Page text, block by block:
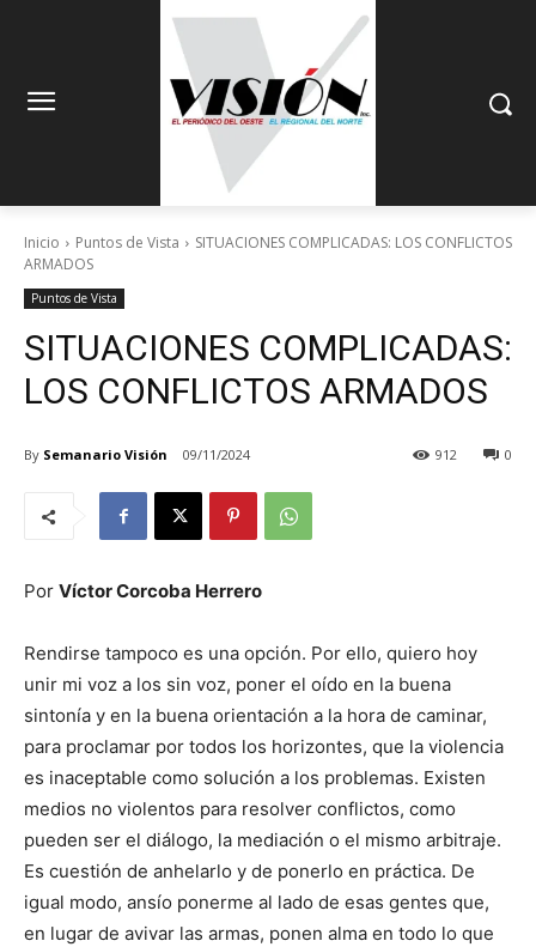
Inicio Puntos de Vista
SITUACIONES COMPLICADAS: LOS CONFLICTOS
ARMADOS
Puntos de Vista
SITUACIONES COMPLICADAS:
LOS CONFLICTOS ARMADOS
By Semanario Visión 09/11/2024 0
912
Por Víctor Corcoba Herrero
Rendirse tampoco es una opción. Por ello, quiero hoy
unir mi voz a los sin voz, poner el oído en la buena
sintonía y en la buena orientación a la hora de caminar,
para proclamar por todos los horizontes, que la violencia
es inaceptable como solución a los problemas. Existen
medios no violentos para resolver conflictos, como
pueden ser el diálogo, la mediación o el mismo arbitraje.
Es cuestión de anhelarlo y de ponerlo en práctica. De
igual modo, ansío ponerme al lado de esas gentes que,
en lugar de avivar las armas, ponen alma en todo lo que